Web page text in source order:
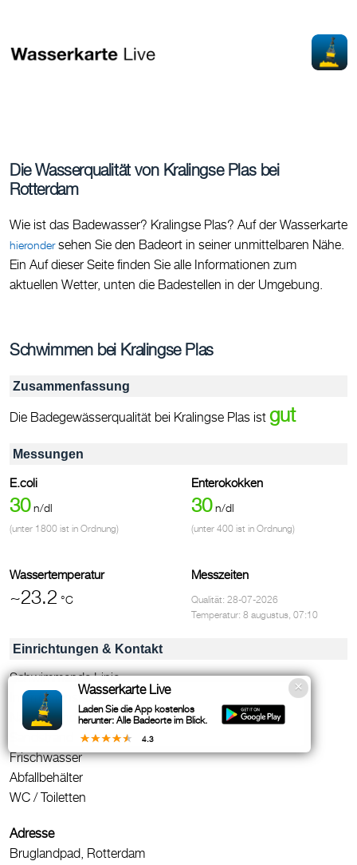
Die Wasserqualität von Kralingse Plas bei
Rotterdam
Wie ist das Badewasser? Kralingse Plas? Auf der Wasserkarte
hierondersehen Sie den Badeort in seiner unmittelbaren Nähe.
Ein Auf dieser Seite finden Sie alle Informationen zum
aktuellen Wetter, unten die Badestellen in der Umgebung.
Schwimmen bei Kralingse Plas
Zusammenfassung
Die Badegewässerqualität bei Kralingse Plas ist gut
Messungen
E.coli
30 n/dl
(unter 1800 ist in Ordnung)
Enterokokken
30 n/dl
(unter 400 ist in Ordnung)
Wassertemperatur
~23.2 °C
Messzeiten
Qualität: 28-07-2026
Temperatur: 8 augustus, 07:10
Einrichtungen & Kontakt
Schwimmende Linie
Informationstafel
Naaktstrand
Frischwasser
Abfallbehälter
WC / Toiletten
Adresse
Bruglandpad, Rotterdam
Wasserkarte Live
Laden Sie die App kostenlos
herunter: Alle Badeorte im Blick.
4.3